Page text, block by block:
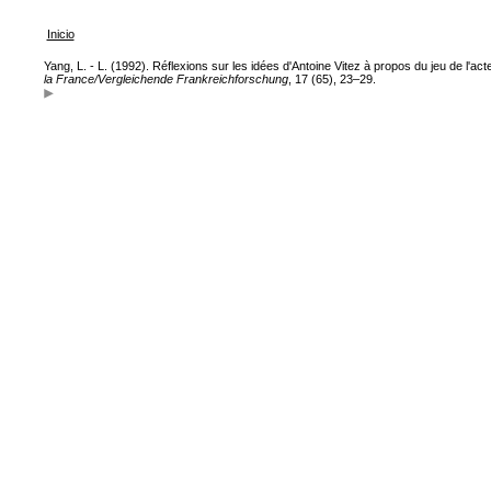
Inicio
Yang, L. - L. (1992). Réflexions sur les idées d'Antoine Vitez à propos du jeu de
la France/Vergleichende Frankreichforschung, 17 (65), 23–29.